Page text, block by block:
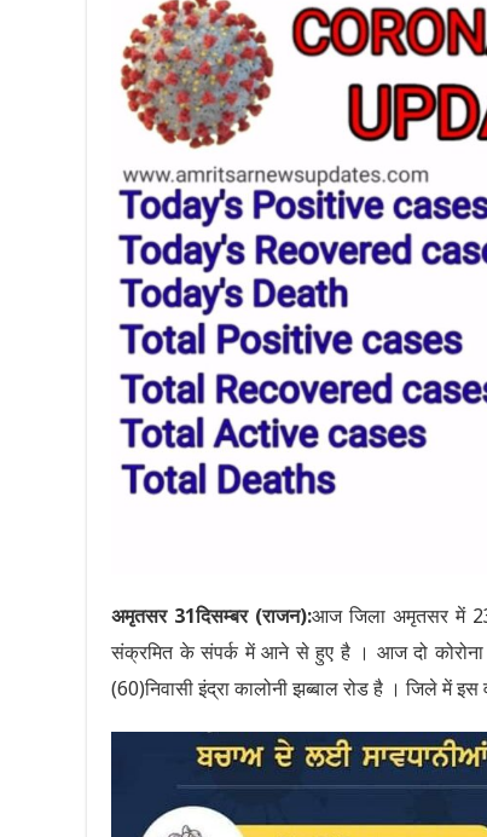
अमृतसर 31दिसम्बर (राजन):आज जिला अमृतसर में 23
संक्रमित के संपर्क में आने से हुए है । आज दो कोरोना
(60)निवासी इंद्रा कालोनी झब्बाल रोड है । जिले में